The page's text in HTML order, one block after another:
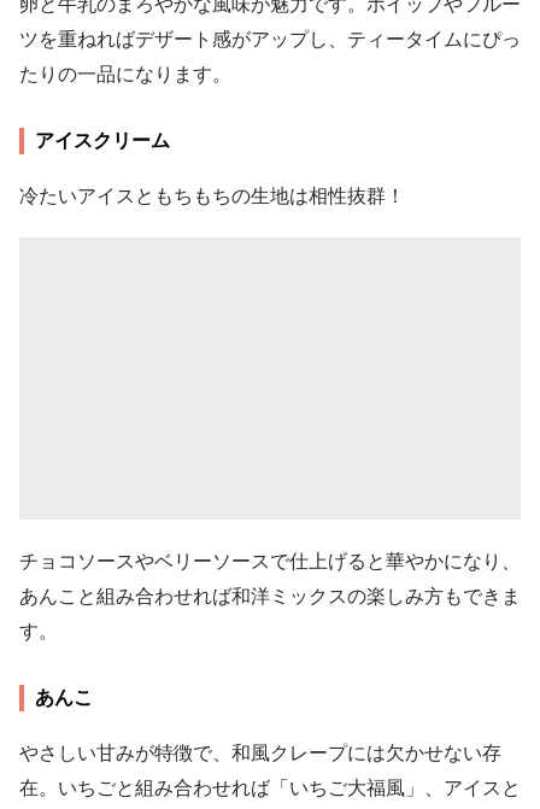
ツを重ねればデザート感がアップし、ティータイムにぴっ
たりの一品になります。
アイスクリーム
冷たいアイスともちもちの生地は相性抜群！
チョコソースやベリーソースで仕上げると華やかになり、
あんこと組み合わせれば和洋ミックスの楽しみ方もできま
す。
あんこ
やさしい甘みが特徴で、和風クレープには欠かせない存
在。いちごと組み合わせれば「いちご大福風」、アイスと